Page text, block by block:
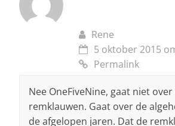
Rene
5 oktober 2015
Permalink
Nee OneFiveNine, gaat niet
remklauwen. Gaat over de
de afgelopen jaren. Dat de